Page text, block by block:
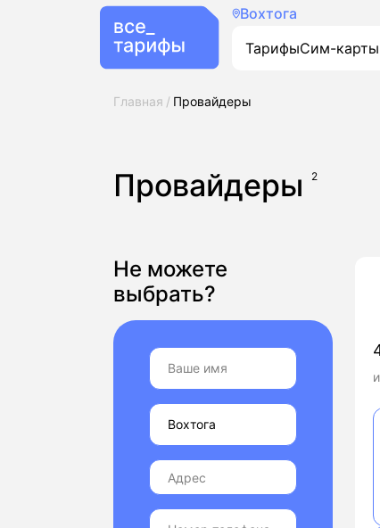
Вохтога
ТарифыСим-карты
Главная Провайдеры
Провайдеры 2
Не можете
выбрать?